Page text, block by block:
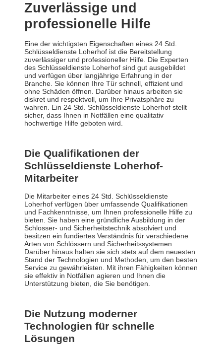
Zuverlässige und
professionelle Hilfe
Eine der wichtigsten Eigenschaften eines 24 Std.
Schlüsseldienste Loherhof ist die Bereitstellung
zuverlässiger und professioneller Hilfe. Die Experten
des Schlüsseldienste Loherhof sind gut ausgebildet
und verfügen über langjährige Erfahrung in der
Branche. Sie können Ihre Tür schnell, effizient und
ohne Schäden öffnen. Darüber hinaus arbeiten sie
diskret und respektvoll, um Ihre Privatsphäre zu
wahren. Ein 24 Std. Schlüsseldienste Loherhof stellt
sicher, dass Ihnen in Notfällen eine qualitativ
hochwertige Hilfe geboten wird.
Die Qualifikationen der
Schlüsseldienste Loherhof-
Mitarbeiter
Die Mitarbeiter eines 24 Std. Schlüsseldienste
Loherhof verfügen über umfassende Qualifikationen
und Fachkenntnisse, um Ihnen professionelle Hilfe zu
bieten. Sie haben eine gründliche Ausbildung in der
Schlosser- und Sicherheitstechnik absolviert und
besitzen ein fundiertes Verständnis für verschiedene
Arten von Schlössern und Sicherheitssystemen.
Darüber hinaus halten sie sich stets auf dem neuesten
Stand der Technologien und Methoden, um den besten
Service zu gewährleisten. Mit ihren Fähigkeiten können
sie effektiv in Notfällen agieren und Ihnen die
Unterstützung bieten, die Sie benötigen.
Die Nutzung moderner
Technologien für schnelle
Lösungen